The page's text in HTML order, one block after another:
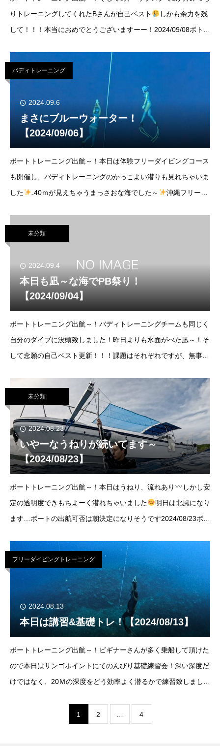
りトレーニングしてくれたBさんが自己ベスト
しかも余力を残
して！！！本当におめでとうございますーー！2024/09/08ボトム
バディトレーニング
2024.09.6
まさにブルーウォーター！
【2024/09/06】
ボートトレーニング出航～！本日は体験フリーダイビングコース
も開催し、バディトレーニングのかっこよい潜りも見れちゃいま
した
₋40ｍが見えちゃうまっさおな海でした～
沖縄フリーダ
トレーニングを行っていました！
未分類
2024.09.4
本日も凪～な海でPB祭り！
【2024/09/04】
ボートトレーニング出航～！バディトレーニングチームも同じく
自分のダイブに没頭致しました！昨日よりも水面がべた凪～！そ
して念願の自己ベスト更新！！！課題はそれぞれですが、無事潜
必要不可欠…！船上&amp;水中サポートもご協
未分類
2024.08.23
いやーなうねりが続いてます～
【2024/08/23】
ボートトレーニング出航～！本日はうねり、流れあり
しかし安
定の透明度できもちよーく潜れちゃいました
明日は北風になり
ます…ボートの出航可否は朝決定になりそうです2024/08/23ボト
フリーダイビングトレーニング
2024.08.13
本日は講習&基礎トレ！【2024/08/13】
ボートトレーニング出航～！ビギナーさんが多く乗船して頂けた
ので本日はサンゴポイントにてのんびり基礎練習会！深い深度だ
けではなく、20Ｍの深度をどう効率よく潜るかで練習致しまし
1 2 4